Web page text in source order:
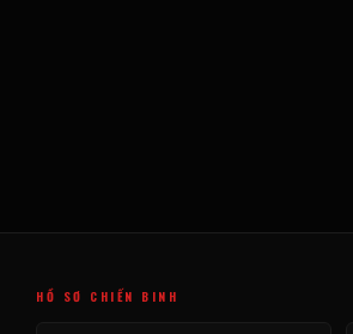
HỒ SƠ CHIẾN BINH